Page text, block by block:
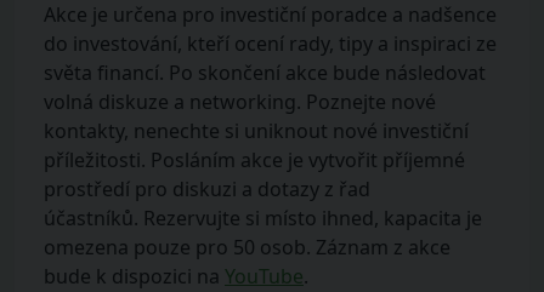
Akce je určena pro investiční poradce a nadšence
do investování, kteří ocení rady, tipy a inspiraci ze
světa financí. Po skončení akce bude následovat
volná diskuze a networking. Poznejte nové
kontakty, nenechte si uniknout nové investiční
příležitosti. Posláním akce je vytvořit příjemné
prostředí pro diskuzi a dotazy z řad
účastníků. Rezervujte si místo ihned, kapacita je
omezena pouze pro 50 osob. Záznam z akce
bude k dispozici na YouTube.